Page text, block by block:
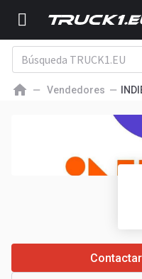
Vendedores